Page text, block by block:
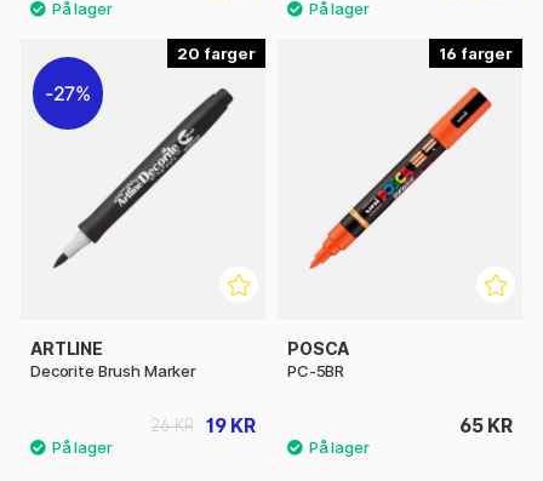
20
27%
ARTLINE
Decorite Brush Marker
19 KR
26 KR
16
POSCA
PC-5BR
65 KR